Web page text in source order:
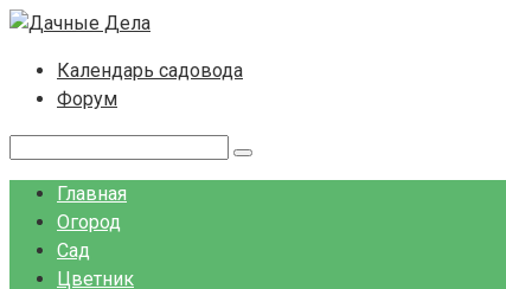
Перейти
контентуКалендарь садовода
Форум
Главная
Огород
Сад
Цветник